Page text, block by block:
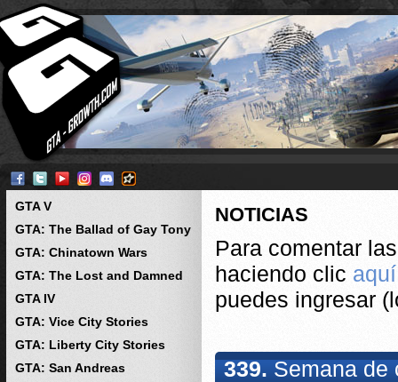
GTA V
GTA: The Ballad of Gay Tony
GTA: Chinatown Wars
GTA: The Lost and Damned
GTA IV
GTA: Vice City Stories
GTA: Liberty City Stories
GTA: San Andreas
NOTICIAS
Para comentar
haciendo clic aquí
puedes ingresar
339. Semana de